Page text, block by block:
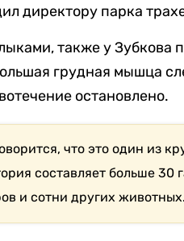
директору парка
также у Зубкова
грудная мышца
остановлено.
что это один из
составляет больше 30
и сотни других